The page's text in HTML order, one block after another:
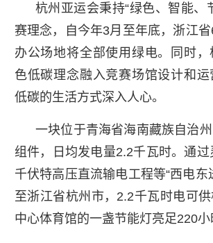
杭州亚运会秉持“绿色、智能、
赛理念，自今年3月至年底，浙江
办公场地将全部使用绿电。同时，
色低碳理念融入竞赛场馆设计和运
低碳的生活方式深入人心。
一块位于青海省海南藏族自治
组件，日均发电量2.2千瓦时。通
千伏特高压直流输电工程等“西电东
至浙江省杭州市，2.2千瓦时电可
中心体育馆的一盏节能灯亮足220小